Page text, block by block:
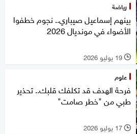
رياضة
بينهم إسماعيل صيباري.. نجوم خطفوا
الأضواء في مونديال 2026
l 19 يوليو 2026
علوم
فرحة الهدف قد تكلفك قلبك.. تحذير
طبي من "خطر صامت"
l 17 يوليو 2026